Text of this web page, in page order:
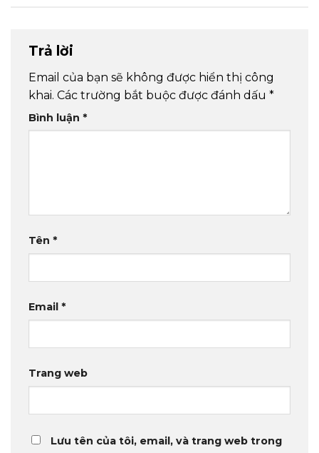
Trả lời
Email của bạn sẽ không được hiển thị công
khai. Các trường bắt buộc được đánh dấu *
Bình luận *
Tên *
Email *
Trang web
Lưu tên của tôi, email, và trang web trong